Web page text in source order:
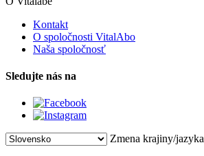
Kontakt
O spoločnosti VitalAbo
Naša spoločnosť
Sledujte nás na
Zmena krajiny/jazyka